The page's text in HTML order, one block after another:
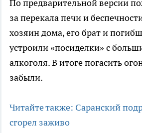
По предварительной версии
за перекала печи и
хозяин дома, его брат и
устроили «посиделки» с
алкоголя. В итоге погасить
забыли.
Читайте также: Саранский
сгорел заживо